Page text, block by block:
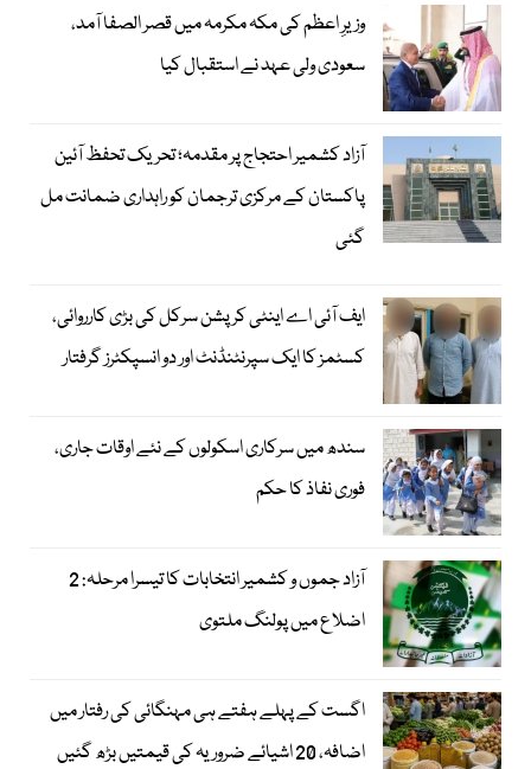
وزیرِ اعظم کی مکہ مکرمہ میں قصر الصفا آمد،
سعودی ولی عہد نے استقبال کیا
آزاد کشمیر احتجاج پر مقدمہ؛ تحریک تحفظ آئین
پاکستان کے مرکزی ترجمان کو راہداری ضمانت مل
گئی
ایف آئی اے اینٹی کرپشن سرکل کی بڑی کارروائی،
کسٹمز کا ایک سپرنٹنڈنٹ اور دو انسپکٹرز گرفتار
سندھ میں سرکاری اسکولوں کے نئے اوقات جاری،
فوری نفاذ کا حکم
آزاد جموں و کشمیر انتخابات کا تیسرا مرحلہ: 2
اضلاع میں پولنگ ملتوی
اگست کے پہلے ہفتے ہی مہنگائی کی رفتار میں
اضافہ، 20 اشیائے ضروریہ کی قیمتیں بڑھ گئیں